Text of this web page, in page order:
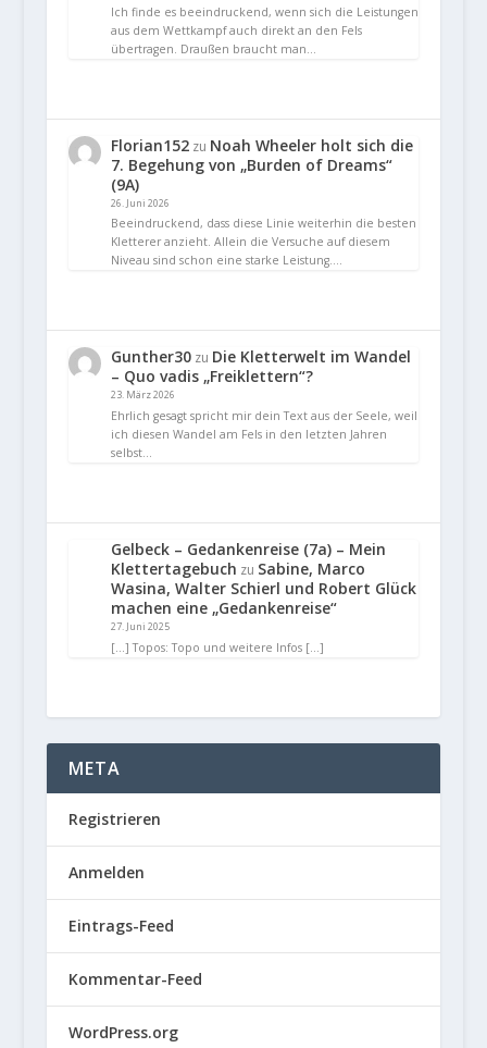
Ich finde es beeindruckend, wenn sich die Leistungen
aus dem Wettkampf auch direkt an den Fels
übertragen. Draußen braucht man…
Florian152zu Noah Wheeler holt sich die
7. Begehung von „Burden of Dreams“
(9A)
26. Juni 2026
Beeindruckend, dass diese Linie weiterhin die besten
Kletterer anzieht. Allein die Versuche auf diesem
Niveau sind schon eine starke Leistung.…
Gunther30zu Die Kletterwelt im Wandel
– Quo vadis „Freiklettern“?
23. März 2026
Ehrlich gesagt spricht mir dein Text aus der Seele, weil
ich diesen Wandel am Fels in den letzten Jahren
selbst…
Gelbeck – Gedankenreise (7a) – Mein
Klettertagebuch zu Sabine, Marco
Wasina, Walter Schierl und Robert Glück
machen eine „Gedankenreise“
27. Juni 2025
[…] Topos: Topo und weitere Infos […]
META
Registrieren
Anmelden
Eintrags-Feed
Kommentar-Feed
WordPress.org